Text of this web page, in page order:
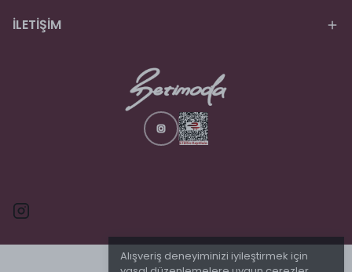
Alışveriş deneyiminizi iyileştirmek için
İLETİŞİM